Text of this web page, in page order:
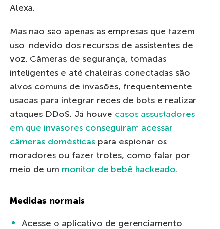
Alexa.
Mas não são apenas as empresas que fazem
uso indevido dos recursos de assistentes de
voz. Câmeras de segurança, tomadas
inteligentes e até chaleiras conectadas são
alvos comuns de invasões, frequentemente
usadas para integrar redes de bots e realizar
ataques DDoS. Já houve casos assustadores
em que invasores conseguiram acessar
câmeras domésticas para espionar os
moradores ou fazer trotes, como falar por
meio de um monitor de bebê hackeado.
Medidas normais
Acesse o aplicativo de gerenciamento